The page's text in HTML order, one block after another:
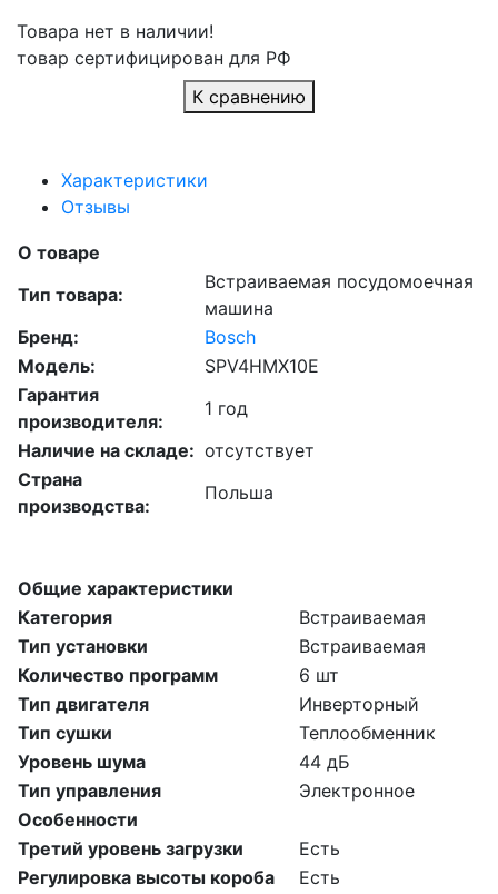
Товара нет в наличии!
товар сертифицирован для РФ
К сравнению
Характеристики
Отзывы
Общие характеристики
Категория
Встраиваемая
Тип установки
Встраиваемая
Количество программ
6 шт
Тип двигателя
Инверторный
Тип сушки
Теплообменник
Уровень шума
44 дБ
Тип управления
Электронное
Особенности
Третий уровень загрузки
Есть
Регулировка высоты короба
Есть
О товаре
Тип товара:
Встраиваемая посудомоечная
машина
Бренд:
Bosch
Модель:
SPV4HMX10E
Гарантия
производителя:
1 год
Наличие на складе: отсутствует
Страна
производства:
Польша